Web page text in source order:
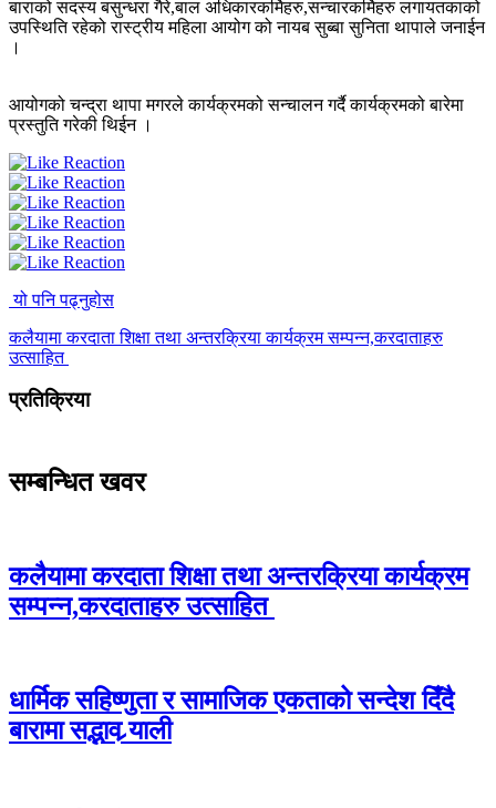
बाराको सदस्य बसुन्धरा गैरे,बाल अधिकारकर्मिहरु,सन्चारकर्मिहरु लगायतकाको
उपस्थिति रहेको रास्ट्रीय महिला आयोग को नायब सुब्बा सुनिता थापाले जनाईन
।
आयोगको चन्द्रा थापा मगरले कार्यक्रमको सन्चालन गर्दै कार्यक्रमको बारेमा
प्रस्तुति गरेकी थिईन ।
यो पनि पढ्नुहोस
कलैयामा करदाता शिक्षा तथा अन्तरक्रिया कार्यक्रम सम्पन्न,करदाताहरु
उत्साहित
प्रतिक्रिया
सम्बन्धित खवर
कलैयामा करदाता शिक्षा तथा अन्तरक्रिया कार्यक्रम
सम्पन्न,करदाताहरु उत्साहित
धार्मिक सहिष्णुता र सामाजिक एकताको सन्देश दिँदै
बारामा सद्भाव र्‍याली